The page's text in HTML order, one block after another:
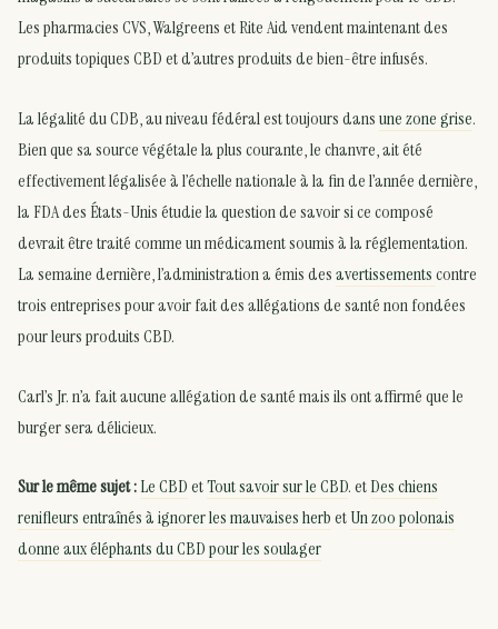
Les pharmacies CVS, Walgreens et Rite Aid vendent maintenant des
produits topiques CBD et d’autres produits de bien-être infusés.
La légalité du CDB, au niveau fédéral est toujours dansune zone grise.
Bien que sa source végétale la plus courante, le chanvre, ait été
effectivement légalisée à l’échelle nationale à la fin de l’année dernière,
la FDA des États-Unis étudie la question de savoir si ce composé
devrait être traité comme un médicament soumis à la réglementation.
La semaine dernière, l’administration a émis desavertissementscontre
trois entreprises pour avoir fait des allégations de santé non fondées
pour leurs produits CBD.
Carl’s Jr. n’a fait aucune allégation de santé mais ils ont affirmé que le
burger sera délicieux.
Sur le même sujet :Le CBDetTout savoir sur le CBD. etDes chiens
renifleurs entraînés à ignorer les mauvaises herbetUn zoo polonais
donne aux éléphants du CBD pour les soulager